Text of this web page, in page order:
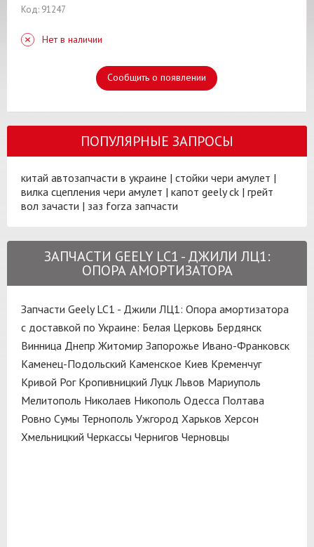
Код: 91247
Нет в наличии
Сообщить о появлении
ПОПУЛЯРНЫЕ ЗАПРОСЫ
китай автозапчасти в украине | стойки чери амулет |
вилка сцепления чери амулет | капот geely ck | грейт
вол зачасти | заз forza запчасти
ЗАПЧАСТИ GEELY LC1 - ДЖИЛИ ЛЦ1:
ОПОРА АМОРТИЗАТОРА
Запчасти Geely LC1 - Джили ЛЦ1: Опора амортизатора
с доставкой по Украине: Белая Церковь Бердянск
Винница Днепр Житомир Запорожье Ивано-Франковск
Каменец-Подольский Каменское Киев Кременчуг
Кривой Рог Кропивницкий Луцк Львов Мариуполь
Мелитополь Николаев Никополь Одесса Полтава
Ровно Сумы Тернополь Ужгород Харьков Херсон
Хмельницкий Черкассы Чернигов Черновцы